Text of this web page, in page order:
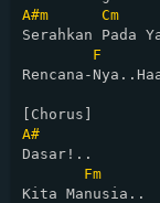
A#m
Cm
Serahkan Pada
F
Rencana-
A#
Dasar!..
Fm
Kita Manusia..